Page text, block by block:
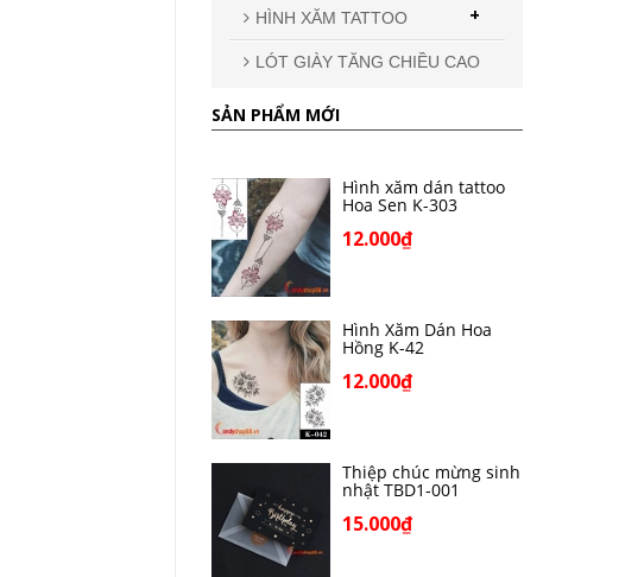
HÌNH XĂM TATTOO +
LÓT GIÀY TĂNG CHIỀU CAO
SẢN PHẨM MỚI
Hình xăm dán tattoo
Hoa Sen K-303
12.000₫
Hình Xăm Dán Hoa
Hồng K-42
12.000₫
Thiệp chúc mừng sinh
nhật TBD1-001
15.000₫